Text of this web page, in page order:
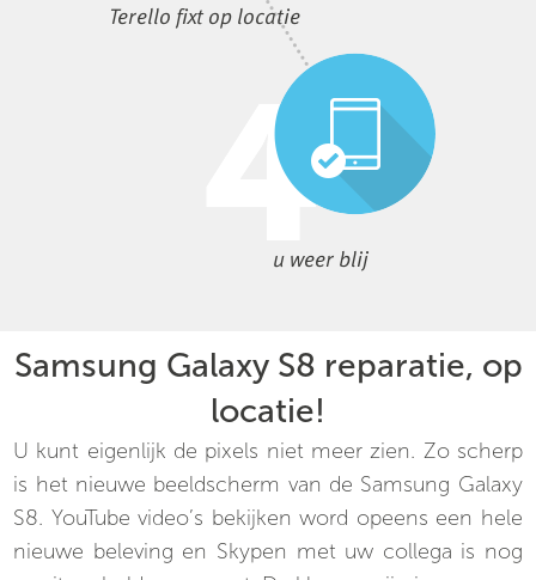
Terello fixt op locatie
u weer blij
Samsung Galaxy S8 reparatie, op
locatie!
U kunt eigenlijk de pixels niet meer zien. Zo scherp
is het nieuwe beeldscherm van de Samsung Galaxy
S8. YouTube video’s bekijken word opeens een hele
nieuwe beleving en Skypen met uw collega is nog